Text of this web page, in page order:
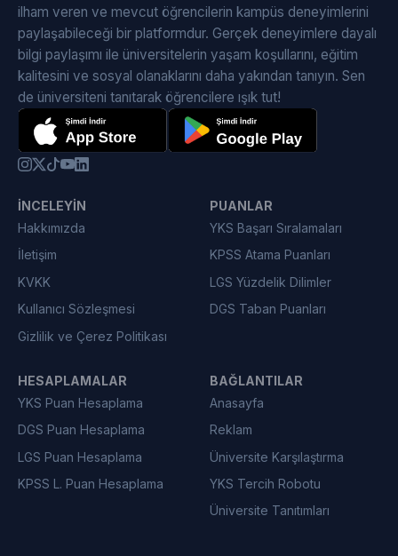
ilham veren ve mevcut öğrencilerin kampüs deneyimlerini
paylaşabileceği bir platformdur. Gerçek deneyimlere dayalı
bilgi paylaşımı ile üniversitelerin yaşam koşullarını, eğitim
kalitesini ve sosyal olanaklarını daha yakından tanıyın. Sen
de üniversiteni tanıtarak öğrencilere ışık tut!
İNCELEYIN
Hakkımızda
İletişim
KVKK
Kullanıcı Sözleşmesi
Gizlilik ve Çerez Politikası
PUANLAR
YKS Başarı Sıralamaları
KPSS Atama Puanları
LGS Yüzdelik Dilimler
DGS Taban Puanları
HESAPLAMALAR
YKS Puan Hesaplama
DGS Puan Hesaplama
LGS Puan Hesaplama
KPSS L. Puan Hesaplama
BAĞLANTILAR
Anasayfa
Reklam
Üniversite Karşılaştırma
YKS Tercih Robotu
Üniversite Tanıtımları